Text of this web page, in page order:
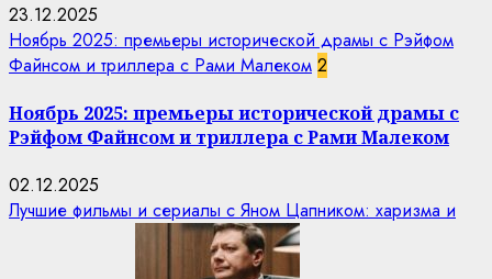
23.12.2025
Ноябрь 2025: премьеры исторической драмы с Рэйфом
Файнсом и триллера с Рами Малеком 2
Ноябрь 2025: премьеры исторической драмы с
Рэйфом Файнсом и триллера с Рами Малеком
02.12.2025
Лучшие фильмы и сериалы с Яном Цапником: харизма и